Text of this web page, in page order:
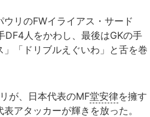
リのFWイライアス・サード
人をかわし、最後はGKの手
「ドリブルえぐいわ」と舌を巻
が、日本代表のMF堂安律を擁す
アタッカーが輝きを放った。